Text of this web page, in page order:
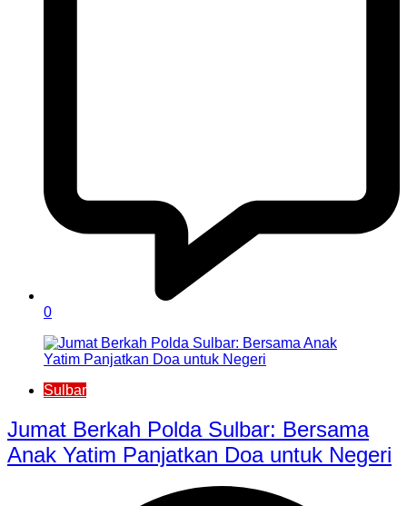
0
Sulbar
Jumat Berkah Polda Sulbar: Bersama
Anak Yatim Panjatkan Doa untuk Negeri